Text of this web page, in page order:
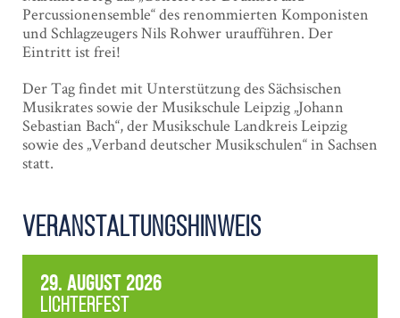
Percussionensemble“ des renommierten Komponisten
und Schlagzeugers Nils Rohwer uraufführen. Der
Eintritt ist frei!
Der Tag findet mit Unterstützung des Sächsischen
Musikrates sowie der Musikschule Leipzig „Johann
Sebastian Bach“, der Musikschule Landkreis Leipzig
sowie des „Verband deutscher Musikschulen“ in Sachsen
statt.
Veranstaltungshinweis
29. August 2026
Lichterfest